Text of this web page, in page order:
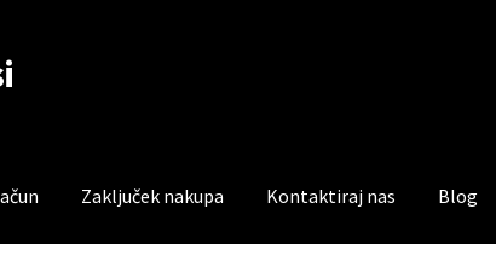
Zaključek nakupa Kontaktiraj nas Blog